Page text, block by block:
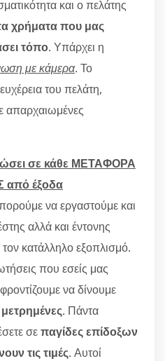
και ο πελάτης
χρήματα που μας
τόπο. Υπάρχει η
με κάμερα. Το
του πελάτη,
απαρχαιωμένες
σε κάθε ΜΕΤΑΦΟΡΑ
έξοδα
να εργαστούμε και
αλλά και έντονης
κατάλληλο εξοπλισμό.
που εσείς μας
να δίνουμε
. Πάντα
σεπαγίδες επίδοξων
τις τιμές. Αυτοί